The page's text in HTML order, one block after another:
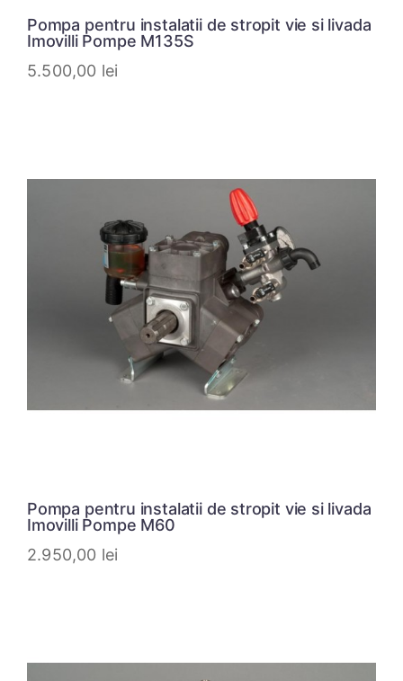
Pompa pentru instalatii de stropit vie si livada
Imovilli Pompe M135S
5.500,00 lei
Pompa pentru instalatii de stropit vie si livada
Imovilli Pompe M60
2.950,00 lei